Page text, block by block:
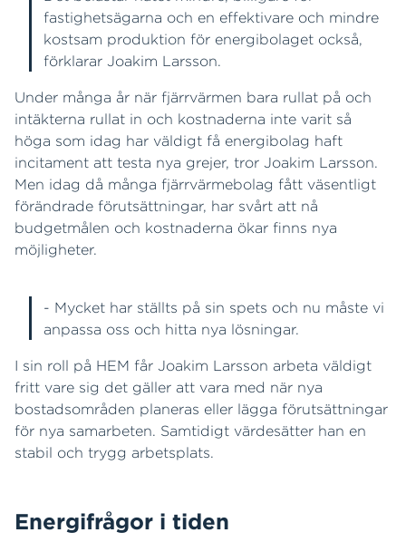
fastighetsägarna och en effektivare och mindre
kostsam produktion för energibolaget också,
förklarar Joakim Larsson.
Under många år när fjärrvärmen bara rullat på och
intäkterna rullat in och kostnaderna inte varit så
höga som idag har väldigt få energibolag haft
incitament att testa nya grejer, tror Joakim Larsson.
Men idag då många fjärrvärmebolag fått väsentligt
förändrade förutsättningar, har svårt att nå
budgetmålen och kostnaderna ökar finns nya
möjligheter.
- Mycket har ställts på sin spets och nu måste vi
anpassa oss och hitta nya lösningar.
I sin roll på HEM får Joakim Larsson arbeta väldigt
fritt vare sig det gäller att vara med när nya
bostadsområden planeras eller lägga förutsättningar
för nya samarbeten. Samtidigt värdesätter han en
stabil och trygg arbetsplats.
Energifrågor i tiden